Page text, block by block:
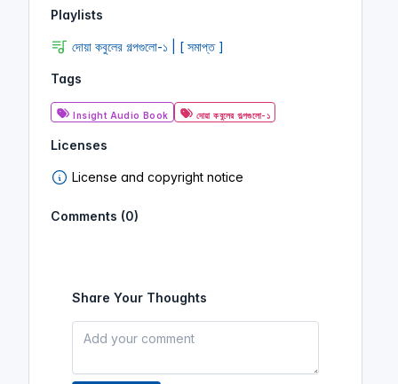
Playlists
দোয়া কবুলের গল্পগুলো-১ | [ সমাপ্ত ]
Tags
Insight Audio Book দোয়া কবুলের গল্পগুলো-১
Licenses
License and copyright notice
Comments (0)
Share Your Thoughts